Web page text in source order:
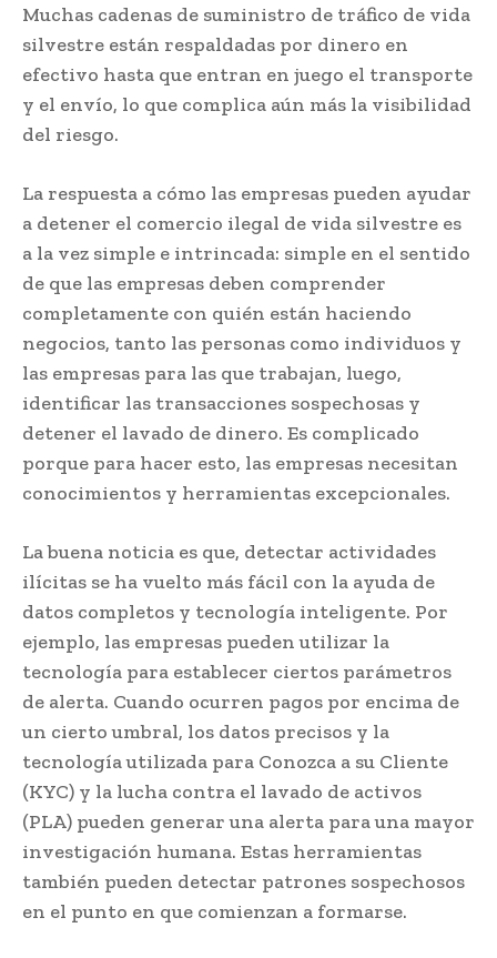
Muchas cadenas de suministro de tráfico de vida
silvestre están respaldadas por dinero en
efectivo hasta que entran en juego el transporte
y el envío, lo que complica aún más la visibilidad
del riesgo.
La respuesta a cómo las empresas pueden ayudar
a detener el comercio ilegal de vida silvestre es
a la vez simple e intrincada: simple en el sentido
de que las empresas deben comprender
completamente con quién están haciendo
negocios, tanto las personas como individuos y
las empresas para las que trabajan, luego,
identificar las transacciones sospechosas y
detener el lavado de dinero. Es complicado
porque para hacer esto, las empresas necesitan
conocimientos y herramientas excepcionales.
La buena noticia es que, detectar actividades
ilícitas se ha vuelto más fácil con la ayuda de
datos completos y tecnología inteligente. Por
ejemplo, las empresas pueden utilizar la
tecnología para establecer ciertos parámetros
de alerta. Cuando ocurren pagos por encima de
un cierto umbral, los datos precisos y la
tecnología utilizada para Conozca a su Cliente
(KYC) y la lucha contra el lavado de activos
(PLA) pueden generar una alerta para una mayor
investigación humana. Estas herramientas
también pueden detectar patrones sospechosos
en el punto en que comienzan a formarse.